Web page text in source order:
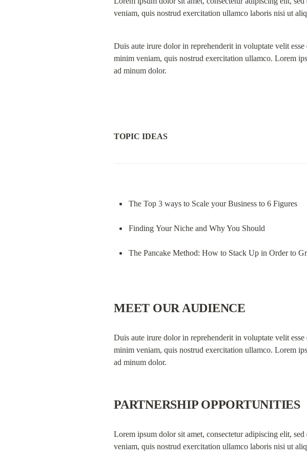
veniam, quis nostrud exercitation ullamco laboris nisi ut
Duis aute irure dolor in reprehenderit in voluptate velit
minim veniam, quis nostrud exercitation ullamco. Lorem
ad minum dolor.
TOPIC IDEAS
The Top 3 ways to Scale your Business to 6 Figures
Finding Your Niche and Why You Should
The Pancake Method: How to Stack Up in Order to
MEET OUR AUDIENCE
Duis aute irure dolor in reprehenderit in voluptate velit
minim veniam, quis nostrud exercitation ullamco. Lorem
ad minum dolor.
PARTNERSHIP OPPORTUNITIES
Lorem ipsum dolor sit amet, consectetur adipiscing elit,
veniam, quis nostrud exercitation ullamco laboris nisi ut